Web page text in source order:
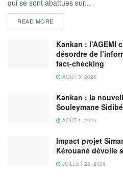
qui se sont abattues sur...
READ MORE
Kankan :
désordre de
fact-checking
AOÛT 3, 2026
Kankan : la
Souleymane
AOÛT 1, 2026
Impact projet
Kérouané dévoile
JUILLET 28, 2026